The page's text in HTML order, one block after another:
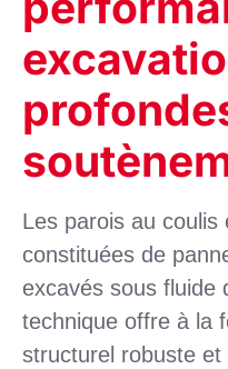
Les parois au
constituées de
excavés sous fluide
technique offre à la
structurel robuste et